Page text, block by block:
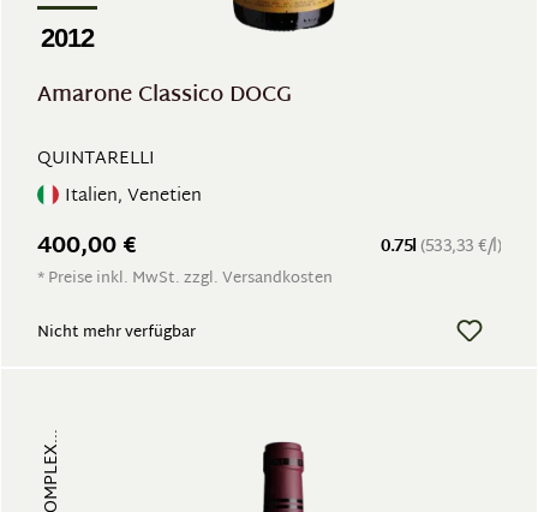
2012
Amarone Classico DOCG
QUINTARELLI
Italien, Venetien
0.75l (533,33 €/l)
400,00 €
* Preise inkl. MwSt. zzgl. Versandkosten
Nicht mehr verfügbar